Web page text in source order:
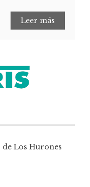
Leer más
Los Hurones